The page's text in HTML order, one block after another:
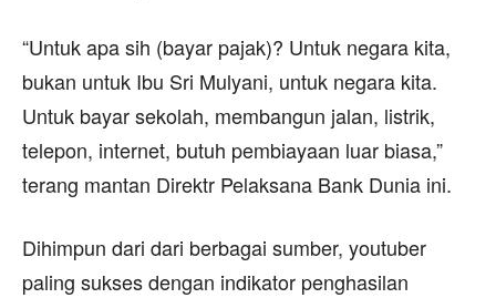
“Untuk apa sih (bayar pajak)? Untuk negara kita,
bukan untuk Ibu Sri Mulyani, untuk negara kita.
Untuk bayar sekolah, membangun jalan, listrik,
telepon, internet, butuh pembiayaan luar biasa,”
terang mantan Direktr Pelaksana Bank Dunia ini.
Dihimpun dari dari berbagai sumber, youtuber
paling sukses dengan indikator penghasilan